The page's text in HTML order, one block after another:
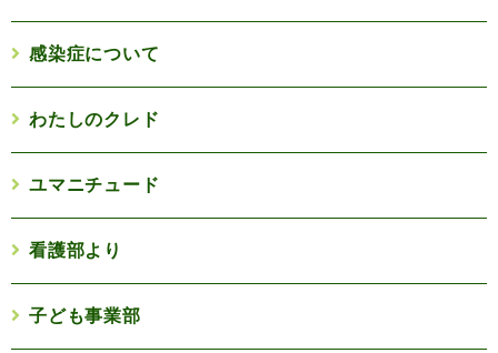
感染症について
わたしのクレド
ユマニチュード
看護部より
子ども事業部